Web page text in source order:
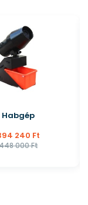
Habgép
240 Ft
000 Ft